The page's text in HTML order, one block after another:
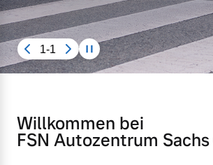
Aktuelle Zubehörangebote
Zubehörkatalog
Aktuelle Serviceangebote
Service by Volvo
Unsere News & Events
1-1
Willkommen bei
FSN Autozentrum